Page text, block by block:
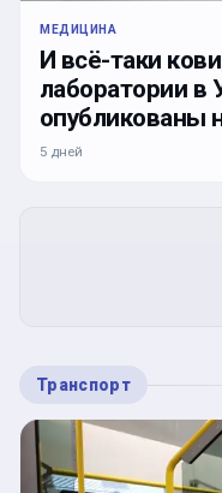
МЕДИЦИНА
И всё-таки
лаборатории
опубликованы
5 дней
Транспорт